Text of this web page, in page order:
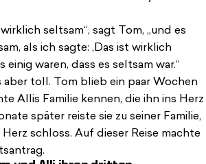
seltsam“, sagt Tom, „und es
als ich sagte: ‚Das ist wirklich
einig waren, dass es seltsam war.“
toll. Tom blieb ein paar Wochen
Allis Familie kennen, die ihn ins Herz
später reiste sie zu seiner Familie,
schloss. Auf dieser Reise machte